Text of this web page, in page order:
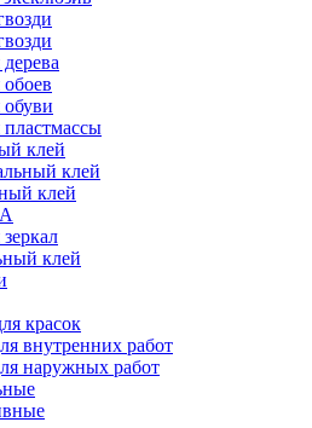
клей
клей
клей
клей
красок
внутренних работ
наружных работ